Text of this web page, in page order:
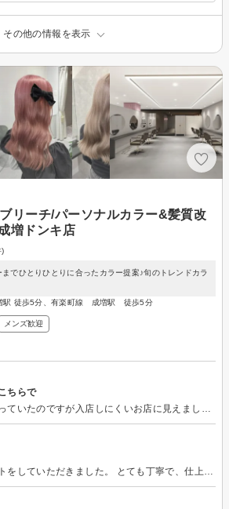
その他の情報を表示
リーチ/パーソナルカラー&髪質改
増ドンキ店
でひとりひとりに合ったカラー提案♪旬のトレンドカラ
駅 徒歩5分、有楽町線 成増駅 徒歩5分
メンズ歓迎
ちらで
以前からお店の存在は知っていたのですが入店しにくいお店に見えました。 今回は思いきって予約してみました。 白髪隠しというかアレンジしていただきました。 うまく色合いが出るか心配でしたが良い感じに 仕上げていただきました。 しばらく楽しめそうです。
縮毛矯正とカラー、カットをしていただきました。 とても丁寧で、仕上がりも大満足です。 ありがとうございました。